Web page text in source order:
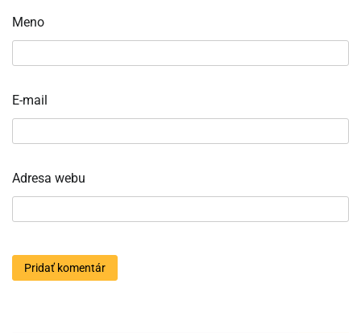
Meno
E-mail
Adresa webu